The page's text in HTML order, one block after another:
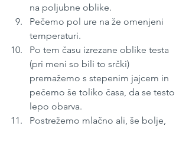
na poljubne oblike.
Pečemo pol ure na že omenjeni
temperaturi.
Po tem času izrezane oblike testa
(pri meni so bili to srčki)
premažemo s stepenim jajcem in
pečemo še toliko časa, da se testo
lepo obarva.
Postrežemo mlačno ali, še bolje,